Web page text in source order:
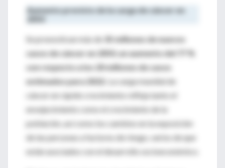
Aumento previsto de la carga de cáncer en
Se pronostican más de 35 millones de nuevos
casos de cáncer en 2050,un aumento del 77 %
con respecto a los 20 millones de casos
estimados para 2022.
La carga mundial de
cáncer en rápido crecimiento refleja tanto el
envejecimiento como el crecimiento de la
población, así como los cambios en la exposición
de las personas a factores de riesgo, varios de que
están asociados con el desarrollo socioeconómico.